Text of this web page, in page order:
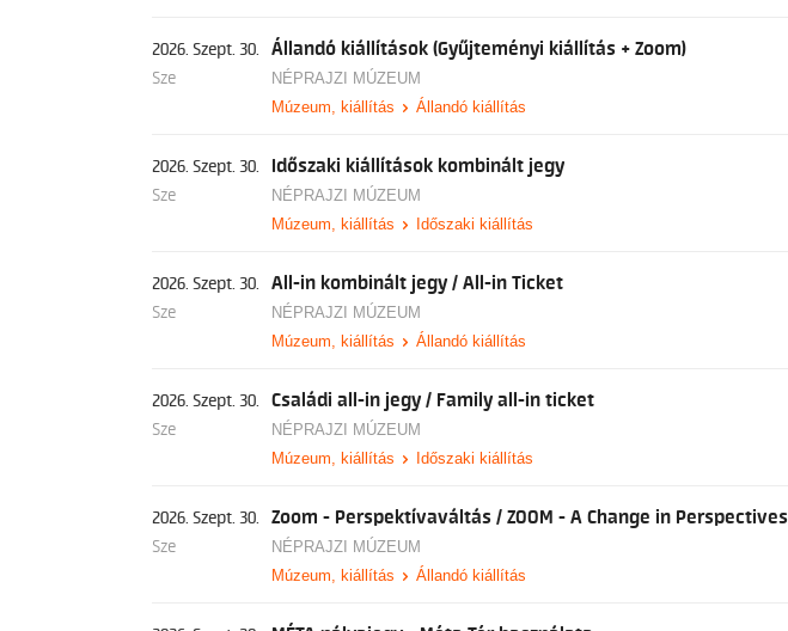
2026. Szept. 30.
Sze
Állandó kiállítások (Gyűjteményi kiállítás + Zoom)
NÉPRAJZI MÚZEUM
Múzeum, kiállítás
Állandó kiállítás
2026. Szept. 30.
Sze
Időszaki kiállítások kombinált jegy
NÉPRAJZI MÚZEUM
Múzeum, kiállítás
Időszaki kiállítás
2026. Szept. 30.
Sze
All-in kombinált jegy / All-in Ticket
NÉPRAJZI MÚZEUM
Múzeum, kiállítás
Állandó kiállítás
2026. Szept. 30.
Sze
Családi all-in jegy / Family all-in ticket
NÉPRAJZI MÚZEUM
Múzeum, kiállítás
Időszaki kiállítás
2026. Szept. 30.
Sze
Zoom - Perspektívaváltás / ZOOM - A Change in Perspectives
NÉPRAJZI MÚZEUM
Múzeum, kiállítás
Állandó kiállítás